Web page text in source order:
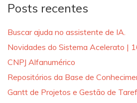
Posts recentes
Buscar ajuda no assistente de IA.
Novidades do Sistema Acelerato |
CNPJ Alfanumérico
Repositórios da Base de
Gantt de Projetos e Gestão de